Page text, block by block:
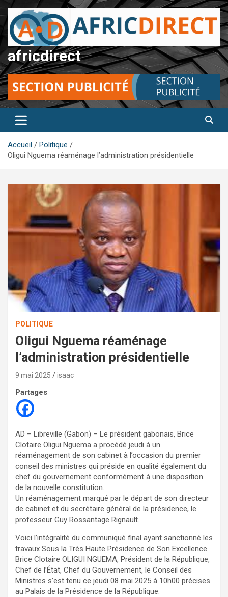
Aller
au
contenu
africdirect
Accueil
Politique
Oligui Nguema réaménage l’administration présidentielle
POLITIQUE
Oligui Nguema réaménage
l’administration présidentielle
9 mai 2025 isaac
Partages
AD – Libreville (Gabon) – Le président gabonais, Brice
Clotaire Oligui Nguema a procédé jeudi à un
réaménagement de son cabinet à l’occasion du premier
conseil des ministres qui préside en qualité également du
chef du gouvernement conformément à une disposition
de la nouvelle constitution.
Un réaménagement marqué par le départ de son directeur
de cabinet et du secrétaire général de la présidence, le
professeur Guy Rossantage Rignault.
Voici l’intégralité du communiqué final ayant sanctionné les
travaux Sous la Très Haute Présidence de Son Excellence
Brice Clotaire OLIGUI NGUEMA, Président de la République,
Chef de l’État, Chef du Gouvernement, le Conseil des
Ministres s’est tenu ce jeudi 08 mai 2025 à 10h00 précises
au Palais de la Présidence de la République.